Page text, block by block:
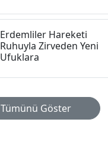
Erdemliler Hareketi
Ruhuyla Zirveden Yeni
Ufuklara
Tümünü Göster